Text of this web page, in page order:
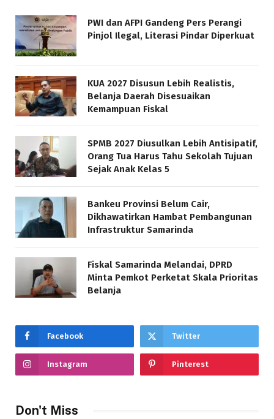
PWI dan AFPI Gandeng Pers Perangi
Pinjol Ilegal, Literasi Pindar Diperkuat
KUA 2027 Disusun Lebih Realistis,
Belanja Daerah Disesuaikan
Kemampuan Fiskal
SPMB 2027 Diusulkan Lebih Antisipatif,
Orang Tua Harus Tahu Sekolah Tujuan
Sejak Anak Kelas 5
Bankeu Provinsi Belum Cair,
Dikhawatirkan Hambat Pembangunan
Infrastruktur Samarinda
Fiskal Samarinda Melandai, DPRD
Minta Pemkot Perketat Skala Prioritas
Belanja
Facebook Twitter
Instagram Pinterest
Don't Miss